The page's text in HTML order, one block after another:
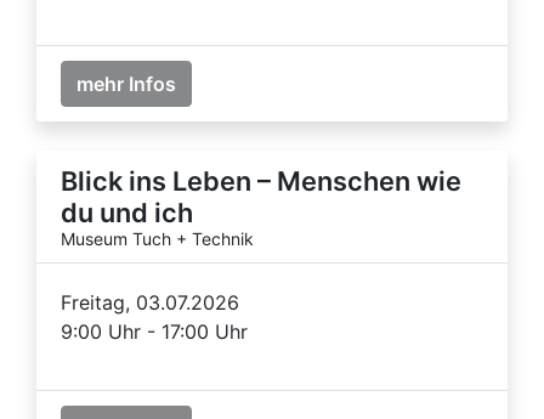
mehr Infos
Blick ins Leben – Menschen wie
du und ich
Museum Tuch + Technik
Freitag, 03.07.2026
9:00 Uhr - 17:00 Uhr